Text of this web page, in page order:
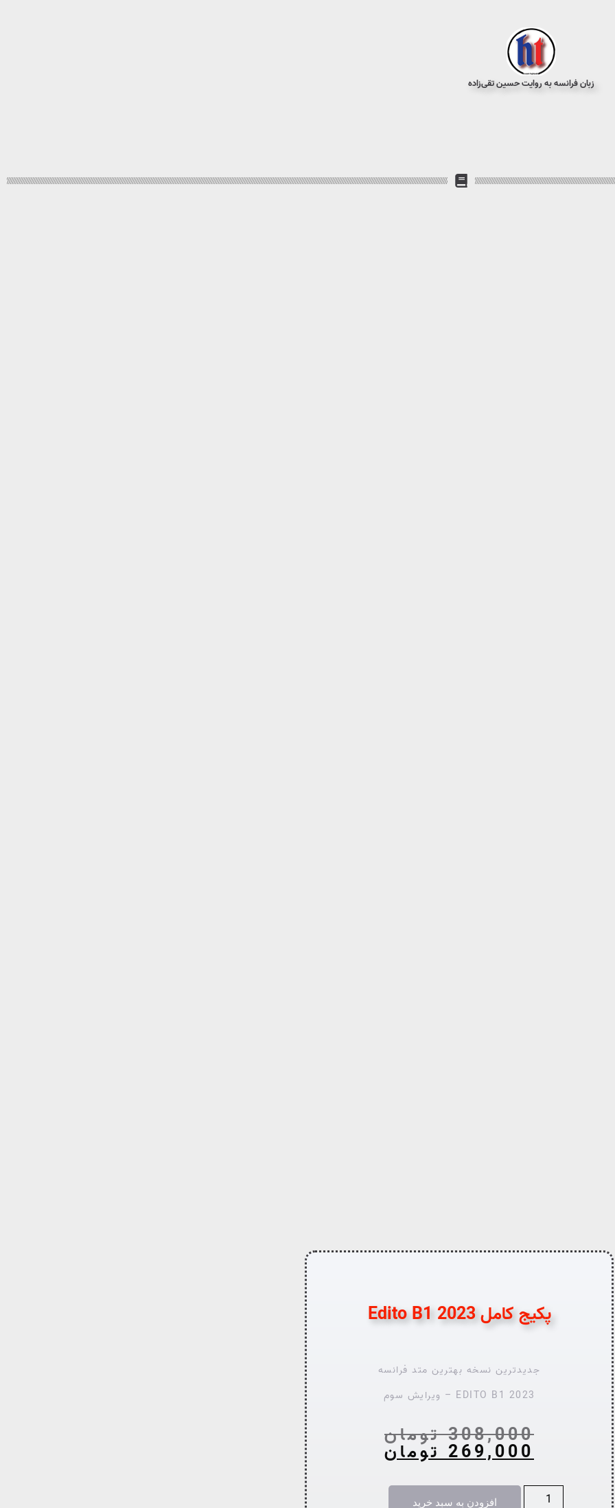
زبان فرانسه به روایت حسین تقی‌زاده
پکیج کامل Edito B1 2023
جدیدترین نسخه بهترین متد فرانسه
EDITO B1 2023 – ویرایش سوم
308,000 تومان
269,000 تومان
افزودن به سبد خرید